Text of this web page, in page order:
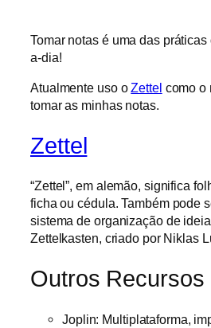
Tomar notas é uma das
a-dia!
Atualmente uso oZettel como o
tomar as minhas notas.
Zettel
“Zettel”, em alemão, significa
ficha ou cédula. Também pode
sistema de organização de
Zettelkasten, criado por Niklas
Outros Recursos
Joplin: Multiplataforma,